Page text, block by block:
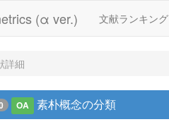
(α ver.) 文献ランキング
詳細
OA 素朴概念の分類